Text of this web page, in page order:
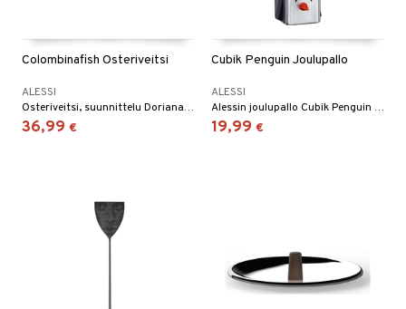
Colombinafish Osteriveitsi
ALESSI
Osteriveitsi, suunnittelu Doriana e Massimiliano Fuksas.
36,99 €
Cubik Penguin Joulupallo
ALESSI
Alessin joulupallo Cubik Penguin on saanut innoituksen Etelänavan pingviineistä myssyineen kaikkineen.
19,99 €